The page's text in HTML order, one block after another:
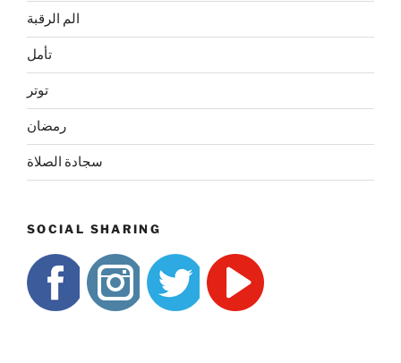
الم الرقبة
تأمل
توتر
رمضان
سجادة الصلاة
SOCIAL SHARING